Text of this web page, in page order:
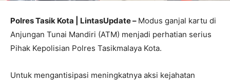
Polres Tasik Kota | LintasUpdate – Modus ganjal kartu di
Anjungan Tunai Mandiri (ATM) menjadi perhatian serius
Pihak Kepolisian Polres Tasikmalaya Kota.
Untuk mengantisipasi meningkatnya aksi kejahatan